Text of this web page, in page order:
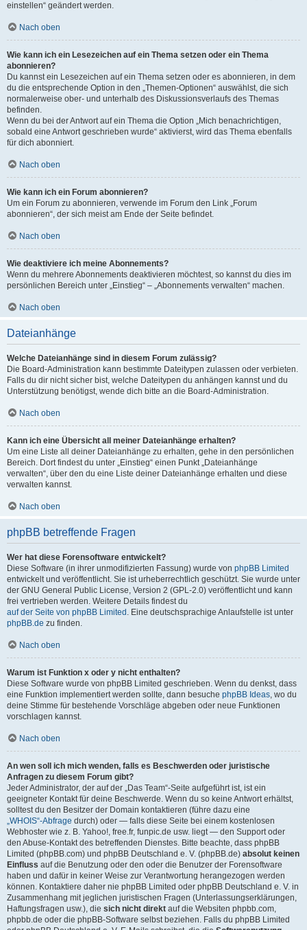
einstellen“ geändert werden.
Nach oben
Wie kann ich ein Lesezeichen auf ein Thema setzen oder ein Thema
abonnieren?
Du kannst ein Lesezeichen auf ein Thema setzen oder es abonnieren, in dem
du die entsprechende Option in den „Themen-Optionen“ auswählst, die sich
normalerweise ober- und unterhalb des Diskussionsverlaufs des Themas
befinden.
Wenn du bei der Antwort auf ein Thema die Option „Mich benachrichtigen,
sobald eine Antwort geschrieben wurde“ aktivierst, wird das Thema ebenfalls
für dich abonniert.
Nach oben
Wie kann ich ein Forum abonnieren?
Um ein Forum zu abonnieren, verwende im Forum den Link „Forum
abonnieren“, der sich meist am Ende der Seite befindet.
Nach oben
Wie deaktiviere ich meine Abonnements?
Wenn du mehrere Abonnements deaktivieren möchtest, so kannst du dies im
persönlichen Bereich unter „Einstieg“ – „Abonnements verwalten“ machen.
Nach oben
Dateianhänge
Welche Dateianhänge sind in diesem Forum zulässig?
Die Board-Administration kann bestimmte Dateitypen zulassen oder verbieten.
Falls du dir nicht sicher bist, welche Dateitypen du anhängen kannst und du
Unterstützung benötigst, wende dich bitte an die Board-Administration.
Nach oben
Kann ich eine Übersicht all meiner Dateianhänge erhalten?
Um eine Liste all deiner Dateianhänge zu erhalten, gehe in den persönlichen
Bereich. Dort findest du unter „Einstieg“ einen Punkt „Dateianhänge
verwalten“, über den du eine Liste deiner Dateianhänge erhalten und diese
verwalten kannst.
Nach oben
phpBB betreffende Fragen
Wer hat diese Forensoftware entwickelt?
Diese Software (in ihrer unmodifizierten Fassung) wurde von phpBB Limited
entwickelt und veröffentlicht. Sie ist urheberrechtlich geschützt. Sie wurde unter
der GNU General Public License, Version 2 (GPL-2.0) veröffentlicht und kann
frei vertrieben werden. Weitere Details findest du
auf der Seite von phpBB Limited . Eine deutschsprachige Anlaufstelle ist unter
phpBB.de zu finden.
Nach oben
Warum ist Funktion x oder y nicht enthalten?
Diese Software wurde von phpBB Limited geschrieben. Wenn du denkst, dass
eine Funktion implementiert werden sollte, dann besuche phpBB Ideas, wo du
deine Stimme für bestehende Vorschläge abgeben oder neue Funktionen
vorschlagen kannst.
Nach oben
An wen soll ich mich wenden, falls es Beschwerden oder juristische
Anfragen zu diesem Forum gibt?
Jeder Administrator, der auf der „Das Team“-Seite aufgeführt ist, ist ein
geeigneter Kontakt für deine Beschwerde. Wenn du so keine Antwort erhältst,
solltest du den Besitzer der Domain kontaktieren (führe dazu eine
„WHOIS“-Abfrage durch) oder — falls diese Seite bei einem kostenlosen
Webhoster wie z. B. Yahoo!, free.fr, funpic.de usw. liegt — den Support oder
den Abuse-Kontakt des betreffenden Dienstes. Bitte beachte, dass phpBB
Limited (phpBB.com) und phpBB Deutschland e. V. (phpBB.de) absolut keinen
Einfluss auf die Benutzung oder den oder die Benutzer der Forensoftware
haben und dafür in keiner Weise zur Verantwortung herangezogen werden
können. Kontaktiere daher nie phpBB Limited oder phpBB Deutschland e. V. in
Zusammenhang mit jeglichen juristischen Fragen (Unterlassungserklärungen,
Haftungsfragen usw.), die sich nicht direkt auf die Websiten phpbb.com,
phpbb.de oder die phpBB-Software selbst beziehen. Falls du phpBB Limited